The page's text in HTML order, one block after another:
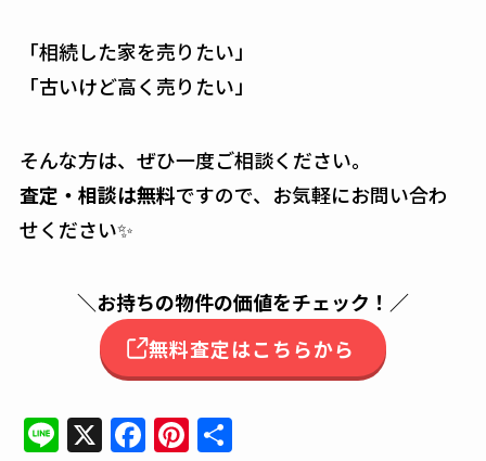
「相続した家を売りたい」
「古いけど高く売りたい」
そんな方は、ぜひ一度ご相談ください。
査定・相談は無料ですので、お気軽にお問い合わ
せください✨
＼お持ちの物件の価値をチェック！ ／
無料査定はこちらから
Li X F Pi 共